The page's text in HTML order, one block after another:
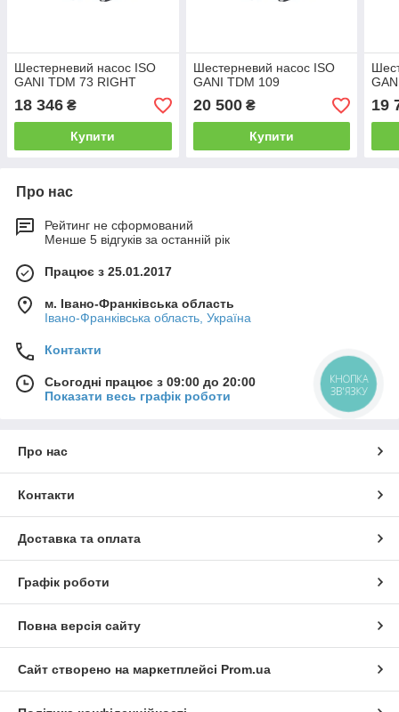
Шестерневий насос ISO
GANI TDM 73 RIGHT
18 346 ₴
Купити
Шестерневий насос ISO
GANI TDM 109
20 500₴
Купити
19
Про нас
Рейтинг не сформований
Менше 5 відгуків за останній рік
Працює з 25.01.2017
м. Івано-Франківська область
Івано-Франківська область, Україна
Контакти
Сьогодні працює з 09:00 до 20:00
Показати весь графік роботи
Про нас
Контакти
Доставка та оплата
Графік роботи
Повна версія сайту
Сайт створено на маркетплейсі Prom.ua
КНОПКА
ЗВ'ЯЗКУ